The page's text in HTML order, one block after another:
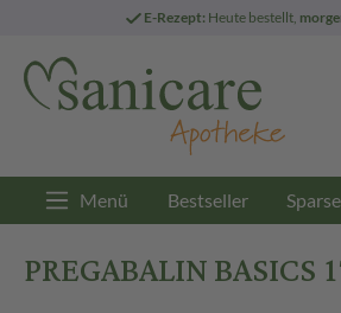
E-Rezept: Heute bestellt,
Menü Bestseller
PREGABALIN BASICS